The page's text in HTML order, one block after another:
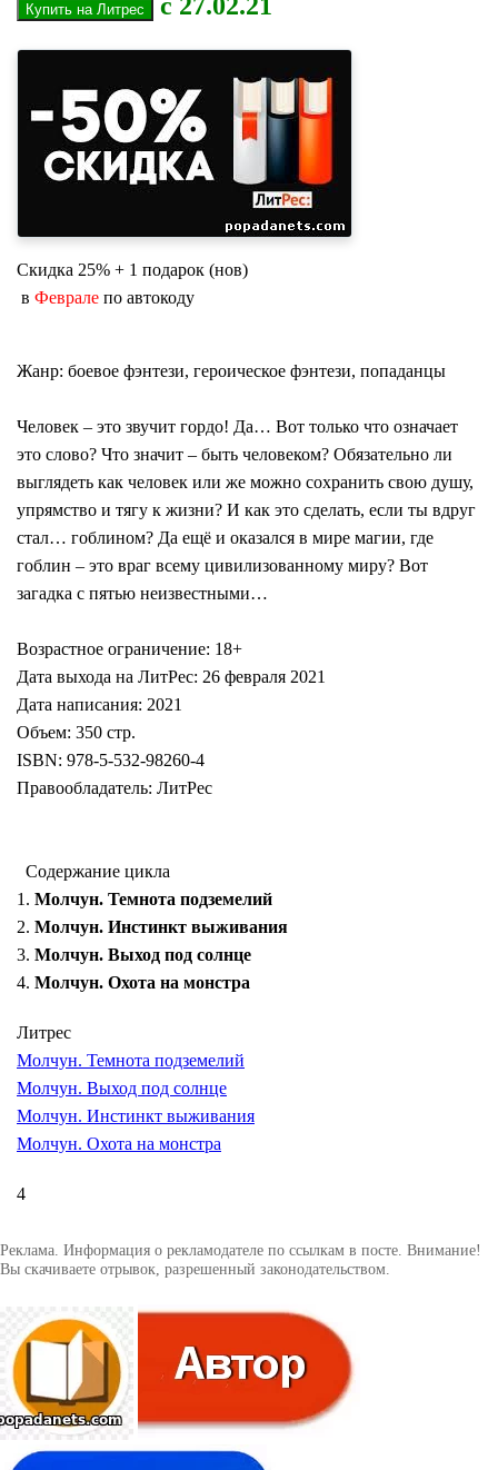
Скидка 25% + 1 подарок (нов)
в Феврале по автокоду
Жанр: боевое фэнтези, героическое фэнтези, попаданцы
Человек – это звучит гордо! Да… Вот только что означает
это слово? Что значит – быть человеком? Обязательно ли
выглядеть как человек или же можно сохранить свою душу,
упрямство и тягу к жизни? И как это сделать, если ты вдруг
стал… гоблином? Да ещё и оказался в мире магии, где
гоблин – это враг всему цивилизованному миру? Вот
загадка с пятью неизвестными…
Возрастное ограничение: 18+
Дата выхода на ЛитРес: 26 февраля 2021
Дата написания: 2021
Объем: 350 стр.
ISBN: 978-5-532-98260-4
Правообладатель: ЛитРес
Содержание цикла
1. Молчун. Темнота подземелий
2. Молчун. Инстинкт выживания
3. Молчун. Выход под солнце
4. Молчун. Охота на монстра
Литрес
Молчун. Темнота подземелий
Молчун. Выход под солнце
Молчун. Инстинкт выживания
Молчун. Охота на монстра
4
Реклама. Информация о рекламодателе по ссылкам в посте. Внимание!
Вы скачиваете отрывок, разрешенный законодательством.